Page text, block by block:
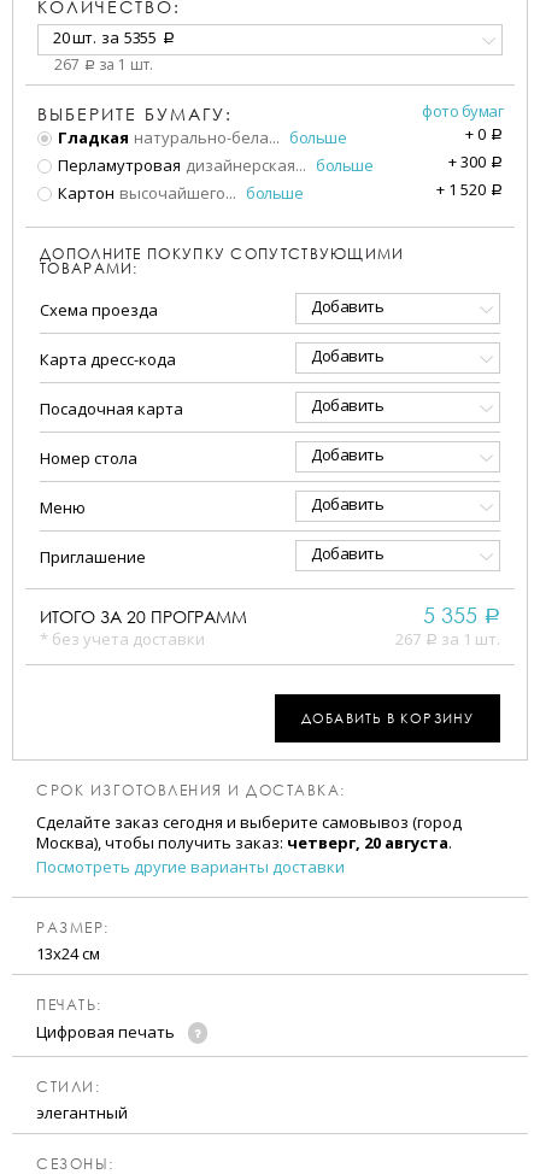
КОЛИЧЕСТВО:
20 шт. за 5355 a
267 a за 1 шт.
ВЫБЕРИТЕ БУМАГУ:
фото бумаг
Гладкая натурально-бела... больше +0 a
Перламутровая дизайнерская... больше +300 a
Картон высочайшего... больше + 1 520 a
ДОПОЛНИТЕ ПОКУПКУ СОПУТСТВУЮЩИМИ
ТОВАРАМИ:
Схема проезда Добавить
Карта дресс-кода Добавить
Посадочная карта Добавить
Номер стола Добавить
Меню Добавить
Приглашение Добавить
ИТОГО ЗА 20 ПРОГРАММ
* без учета доставки
5 355 a
267 a за 1 шт.
ДОБАВИТЬ В КОРЗИНУ
СРОК ИЗГОТОВЛЕНИЯ И ДОСТАВКА:
Сделайте заказ сегодня и выберите самовывоз (город
Москва), чтобы получить заказ: четверг, 20 августа.
Посмотреть другие варианты доставки
РАЗМЕР:
13х24 см
ПЕЧАТЬ:
Цифровая печать
CТИЛИ:
элегантный
CЕЗОНЫ: